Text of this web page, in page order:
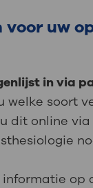
voor uw
in via
welke soort
dit online
informatie op